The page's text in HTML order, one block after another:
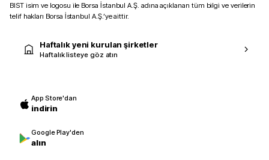
BIST isim ve logosu ile Borsa İstanbul A.Ş. adına açıklanan tüm bilgi ve verilerin
telif hakları Borsa İstanbul A.Ş.’ye aittir.
Haftalık yeni kurulan şirketler
Haftalık listeye göz atın
App Store'dan
indirin
Google Play'den
alın